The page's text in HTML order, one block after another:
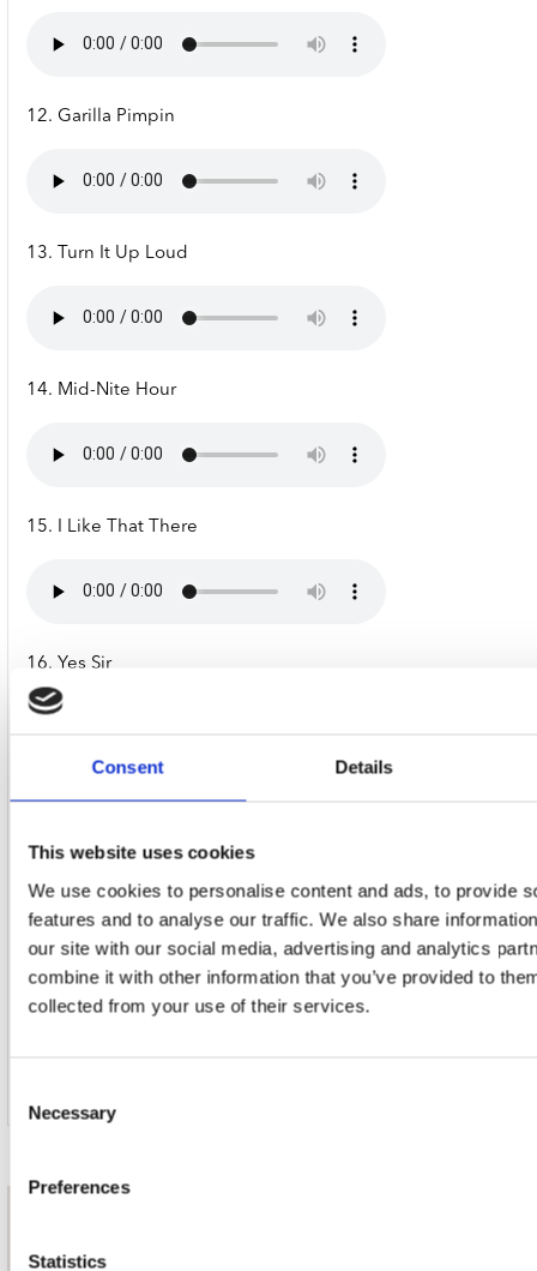
Consent Details
This website uses cookies
We use cookies to personalise content and ads, to provide
features and to analyse our traffic. We also share
our site with our social media, advertising and analytics
combine it with other information that you’ve provided to
collected from your use of their services.
Selection
Necessary
Preferences
Statistics
12. Garilla Pimpin
13. Turn It Up Loud
14. Mid-Nite Hour
15. I Like That There
16. Yes Sir
17. Ahh
18. All I Ask Of You